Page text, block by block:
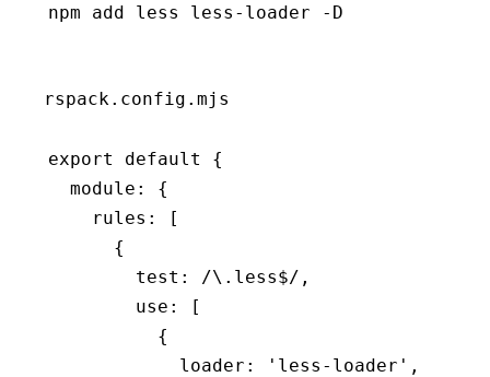
npm add less less-loader -D
rspack.config.mjs
export default
{
  module
:
{
    rules
:
[
      {
        test
: /\.less$/ ,
        use
:
[
          {
            loader
: 'less-loader' ,